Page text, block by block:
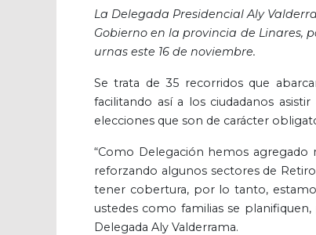
La Delegada Presidencial Aly
Gobierno en la provincia de Linares,
urnas este 16 de noviembre.
Se trata de 35 recorridos que
facilitando así a los ciudadanos
elecciones que son de carácter
“Como Delegación hemos
reforzando algunos sectores de
tener cobertura, por lo tanto,
ustedes como familias se
Delegada Aly Valderrama.